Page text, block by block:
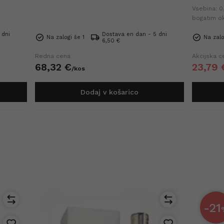
dni
Na zalogi še 1
Dostava en dan - 5 dni
6,50 €
Redna cena
68,32 €/kos
Dodaj v košarico
Vsebina:
bogatim
cena v
Na
Akcijska
23,79
-21